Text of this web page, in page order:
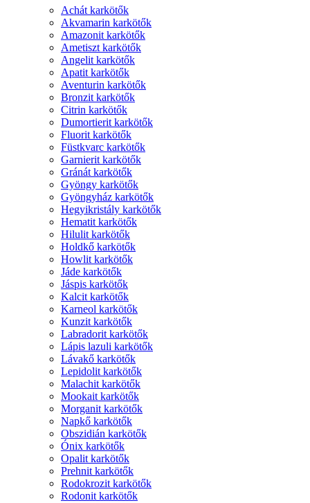
Achát karkötők
Akvamarin karkötők
Amazonit karkötők
Ametiszt karkötők
Angelit karkötők
Apatit karkötők
Aventurin karkötők
Bronzit karkötők
Citrin karkötők
Dumortierit karkötők
Fluorit karkötők
Füstkvarc karkötők
Garnierit karkötők
Gránát karkötők
Gyöngy karkötők
Gyöngyház karkötők
Hegyikristály karkötők
Hematit karkötők
Hilulit karkötők
Holdkő karkötők
Howlit karkötők
Jáde karkötők
Jáspis karkötők
Kalcit karkötők
Karneol karkötők
Kunzit karkötők
Labradorit karkötők
Lápis lazuli karkötők
Lávakő karkötők
Lepidolit karkötők
Malachit karkötők
Mookait karkötők
Morganit karkötők
Napkő karkötők
Obszidián karkötők
Ónix karkötők
Opalit karkötők
Prehnit karkötők
Rodokrozit karkötők
Rodonit karkötők